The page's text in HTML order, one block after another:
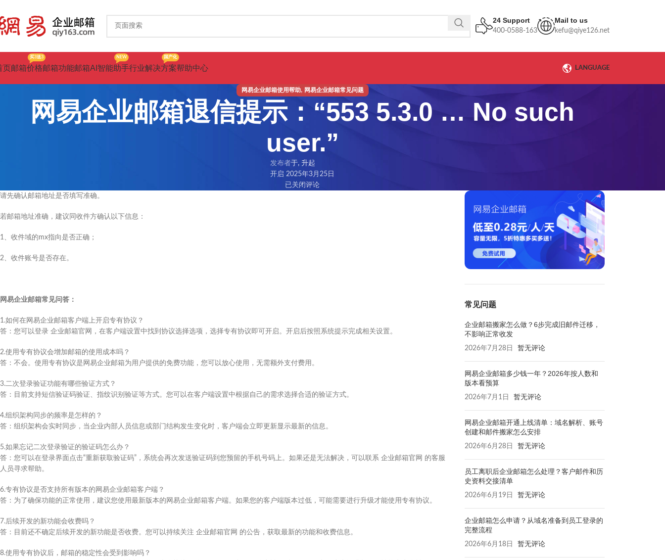
24 Support
400-0588-163
Mail to us
kefu@qiye126.net
页邮箱价格
买3送3
邮箱功能邮箱AI智能助手
NEW
行业解决方案
国产化
帮助中心 LANGUAGE
网易企业邮箱使用帮助, 网易企业邮箱常见问题
网易企业邮箱退信提示：“553 5.3.0 … No such
user.”
发布者于, 升起
开启 2025年3月25日
已关闭评论
请先确认邮箱地址是否填写准确。
若邮箱地址准确，建议同收件方确认以下信息：
1、收件域的mx指向是否正确；
2、收件账号是否存在。
网易企业邮箱常见问答：
1.如何在网易企业邮箱客户端上开启专有协议？
答：您可以登录 企业邮箱官网，在客户端设置中找到协议选择选项，选择专有协议即可开启。开启后按照系统提示完成相关设置。
2.使用专有协议会增加邮箱的使用成本吗？
答：不会。使用专有协议是网易企业邮箱为用户提供的免费功能，您可以放心使用，无需额外支付费用。
3.二次登录验证功能有哪些验证方式？
答：目前支持短信验证码验证、指纹识别验证等方式。您可以在客户端设置中根据自己的需求选择合适的验证方式。
4.组织架构同步的频率是怎样的？
答：组织架构会实时同步，当企业内部人员信息或部门结构发生变化时，客户端会立即更新显示最新的信息。
5.如果忘记二次登录验证的验证码怎么办？
答：您可以在登录界面点击“重新获取验证码”，系统会再次发送验证码到您预留的手机号码上。如果还是无法解决，可以联系 企业邮箱官网 的客服
人员寻求帮助。
6.专有协议是否支持所有版本的网易企业邮箱客户端？
答：为了确保功能的正常使用，建议您使用最新版本的网易企业邮箱客户端。如果您的客户端版本过低，可能需要进行升级才能使用专有协议。
7.后续开发的新功能会收费吗？
答：目前还不确定后续开发的新功能是否收费。您可以持续关注 企业邮箱官网 的公告，获取最新的功能和收费信息。
8.使用专有协议后，邮箱的稳定性会受到影响吗？
常见问题
企业邮箱搬家怎么做？6步完成旧邮件迁移，
不影响正常收发
2026年7月28日 暂无评论
网易企业邮箱多少钱一年？2026年按人数和
版本看预算
2026年7月1日 暂无评论
网易企业邮箱开通上线清单：域名解析、账号
创建和邮件搬家怎么安排
2026年6月28日 暂无评论
员工离职后企业邮箱怎么处理？客户邮件和历
史资料交接清单
2026年6月19日 暂无评论
企业邮箱怎么申请？从域名准备到员工登录的
完整流程
2026年6月18日 暂无评论